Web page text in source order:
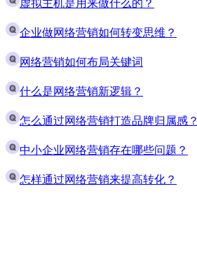
虚拟主机是用来做什么的？
企业做网络营销如何转变思维？
网络营销如何布局关键词
什么是网络营销新逻辑？
怎么通过网络营销打造品牌归属感？
中小企业网络营销存在哪些问题？
怎样通过网络营销来提高转化？